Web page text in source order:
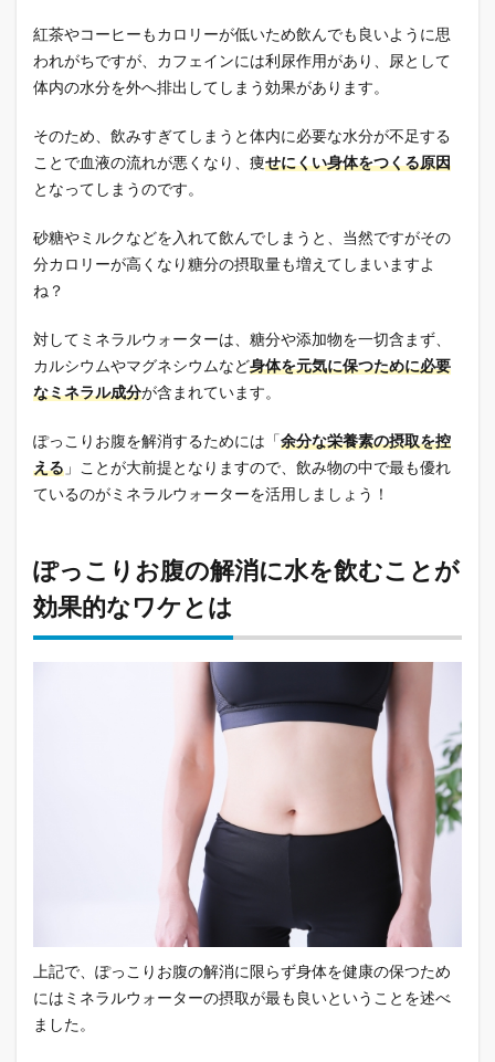
紅茶やコーヒーもカロリーが低いため飲んでも良いように思
われがちですが、カフェインには利尿作用があり、尿として
体内の水分を外へ排出してしまう効果があります。
そのため、飲みすぎてしまうと体内に必要な水分が不足する
ことで血液の流れが悪くなり、痩せにくい身体をつくる原因
となってしまうのです。
砂糖やミルクなどを入れて飲んでしまうと、当然ですがその
分カロリーが高くなり糖分の摂取量も増えてしまいますよ
ね？
対してミネラルウォーターは、糖分や添加物を一切含まず、
カルシウムやマグネシウムなど身体を元気に保つために必要
なミネラル成分が含まれています。
ぽっこりお腹を解消するためには「余分な栄養素の摂取を控
える 」ことが大前提となりますので、飲み物の中で最も優れ
ているのがミネラルウォーターを活用しましょう！
ぽっこりお腹の解消に水を飲むことが
効果的なワケとは
上記で、ぽっこりお腹の解消に限らず身体を健康の保つため
にはミネラルウォーターの摂取が最も良いということを述べ
ました。